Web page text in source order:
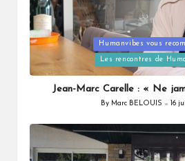
Posted
in
Humanvibes vous
Les rencontres de
Jean-Marc Carelle : « Ne
Posted
By Marc BELOUIS 16